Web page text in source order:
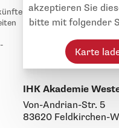
akzeptieren Sie
bitte mit folgender
Karte
IHK Akademie
Von-Andrian-Str. 5
83620 Feldkirchen-